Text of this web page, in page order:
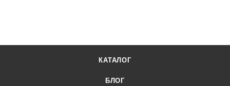
КАТАЛОГ
БЛОГ